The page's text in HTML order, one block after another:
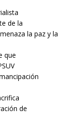
de la
la paz y la
que
de